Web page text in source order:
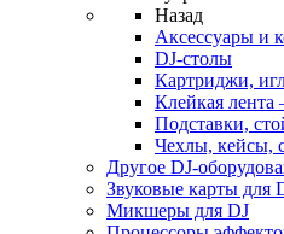
Назад
Аксессуары и
DJ-столы
Картриджи,
Клейкая лента
Подставки,
Чехлы, кейсы,
Другое DJ-
Звуковые карты для
Микшеры для DJ